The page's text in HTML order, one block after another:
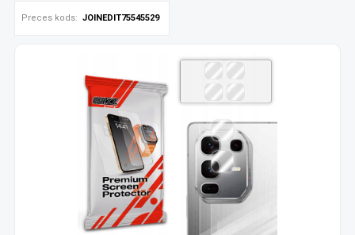
Preces kods: JOINEDIT75545529